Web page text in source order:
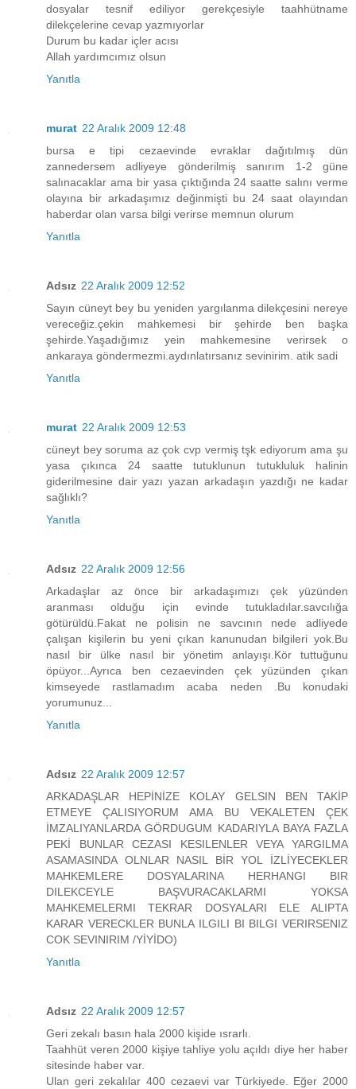
dosyalar tesnif ediliyor gerekçesiyle taahhütname
dilekçelerine cevap yazmıyorlar
Durum bu kadar içler acısı
Allah yardımcımız olsun
Yanıtla
murat 22 Aralık 2009 12:48
bursa e tipi cezaevinde evraklar dağıtılmış dün
zannedersem adliyeye gönderilmiş sanırım 1-2 güne
salınacaklar ama bir yasa çıktığında 24 saatte salını verme
olayına bir arkadaşımız değinmişti bu 24 saat olayından
haberdar olan varsa bilgi verirse memnun olurum
Yanıtla
Adsız 22 Aralık 2009 12:52
Sayın cüneyt bey bu yeniden yargılanma dilekçesini nereye
vereceğiz.çekin mahkemesi bir şehirde ben başka
şehirde.Yaşadığımız yein mahkemesine verirsek o
ankaraya göndermezmi.aydınlatırsanız sevinirim. atik sadi
Yanıtla
murat 22 Aralık 2009 12:53
cüneyt bey soruma az çok cvp vermiş tşk ediyorum ama şu
yasa çıkınca 24 saatte tutuklunun tutukluluk halinin
giderilmesine dair yazı yazan arkadaşın yazdığı ne kadar
sağlıklı?
Yanıtla
Adsız 22 Aralık 2009 12:56
Arkadaşlar az önce bir arkadaşımızı çek yüzünden
aranması olduğu için evinde tutukladılar.savcılığa
götürüldü.Fakat ne polisin ne savcının nede adliyede
çalışan kişilerin bu yeni çıkan kanunudan bilgileri yok.Bu
nasıl bir ülke nasıl bir yönetim anlayışı.Kör tuttuğunu
öpüyor...Ayrıca ben cezaevinden çek yüzünden çıkan
kimseyede rastlamadım acaba neden .Bu konudaki
yorumunuz...
Yanıtla
Adsız 22 Aralık 2009 12:57
ARKADAŞLAR HEPİNİZE KOLAY GELSIN BEN TAKİP
ETMEYE ÇALISIYORUM AMA BU VEKALETEN ÇEK
İMZALIYANLARDA GÖRDUGUM KADARIYLA BAYA FAZLA
PEKİ BUNLAR CEZASI KESILENLER VEYA YARGILMA
ASAMASINDA OLNLAR NASIL BİR YOL İZLİYECEKLER
MAHKEMLERE DOSYALARINA HERHANGI BIR
DILEKCEYLE BAŞVURACAKLARMI YOKSA
MAHKEMELERMI TEKRAR DOSYALARI ELE ALIPTA
KARAR VERECKLER BUNLA ILGILI BI BILGI VERIRSENIZ
COK SEVINIRIM /YİYİDO)
Yanıtla
Adsız 22 Aralık 2009 12:57
Geri zekalı basın hala 2000 kişide ısrarlı.
Taahhüt veren 2000 kişiye tahliye yolu açıldı diye her haber
sitesinde haber var.
Ulan geri zekalılar 400 cezaevi var Türkiyede. Eğer 2000